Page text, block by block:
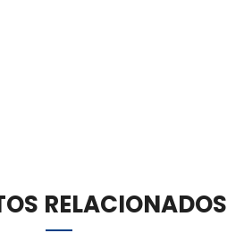
RELACIONADOS